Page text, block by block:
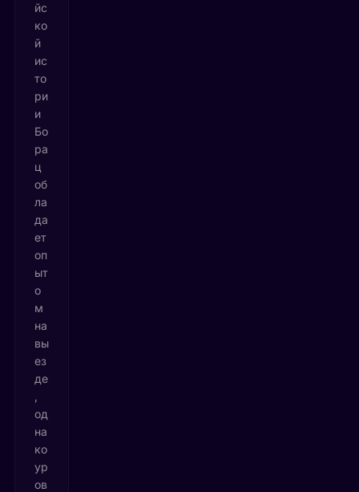
йс
ко
й
ис
то
ри
и
Бо
ра
ц
об
ла
да
ет
оп
ыт
о
м
на
вы
ез
де
од
на
ко
ур
ов